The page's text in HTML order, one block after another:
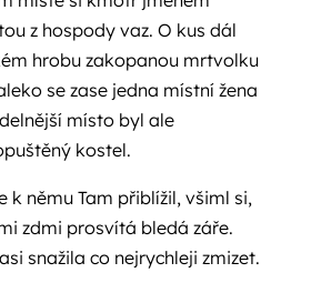
z hospody vaz. O kus dál
hrobu zakopanou mrtvolku
se zase jedna místní žena
místo byl ale
kostel.
k němu Tam přiblížil, všiml si,
zdmi prosvítá bledá záře.
snažila co nejrychleji zmizet.